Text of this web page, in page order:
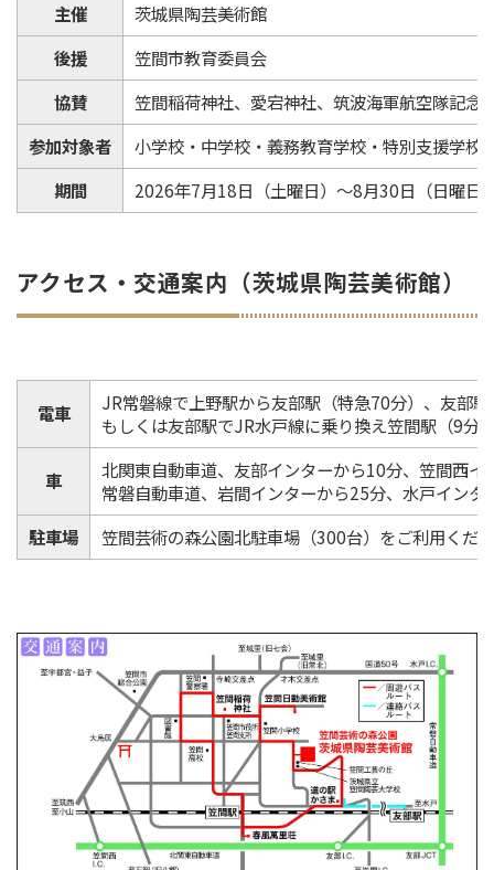
主催
茨城県陶芸美術館
後援
笠間市教育委員会
協賛
笠間稲荷神社、愛宕神社、筑波海軍航空隊記念
参加対象者
小学校・中学校・義務教育学校・特別支援学校
期間
2026年7月18日（土曜日）～8月30日（日曜日
アクセス・交通案内（茨城県陶芸美術館）
電車
JR常磐線で上野駅から友部駅（特急70分）、友部
もしくは友部駅でJR水戸線に乗り換え笠間駅（9分
車
北関東自動車道、友部インターから10分、笠間西イ
常磐自動車道、岩間インターから25分、水戸インタ
駐車場
笠間芸術の森公園北駐車場（300台）をご利用くだ